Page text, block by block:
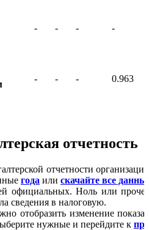
- - - -
- - - 0.963
отчетность
отчетности
года или скачайте все
официальных. Ноль или
сведения в налоговую.
отобразить изменение
нужные и перейдите к